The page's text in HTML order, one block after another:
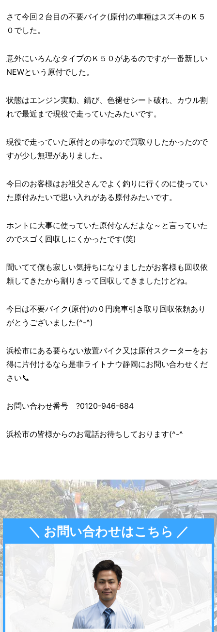
さて今回２台目の不要バイク(原付)の車種はスズキのＫ５
０でした。
意外にいろんなタイプのＫ５０があるのですが一番新しい
NEWという原付でした。
状態はエンジン実動、錆び、色褪せシート破れ、カウル割
れで最近まで現役で走っていたみたいです。
現役で走っていた原付との事なので買取りしたかったので
すが少し無理がありました。
今日のお客様はお祖父さんでよく釣りに行くのに使ってい
た原付みたいで思い入れがある原付みたいです。
ホントに大事に使っていた原付なんだよな～と言っていた
のでスゴく回収しにくかったです(笑)
聞いてて僕も寂しい気持ちになりましたがお客様も回収依
頼してきたから割りきって回収してきましたけどね。
今日は不要バイク(原付)の０円廃車引き取り回収依頼あり
がとうございました(^-^)
浜松市にある要らない放置バイク又は原付スクーターをお
得に片付けるなら是非ライトナウ静岡にお問い合わせくだ
さい📞
お問い合わせ番号 ?0120-946-684
浜松市の皆様からのお電話お待ちしております(^-^ゞ
＼ お問い合わせはこちら ／